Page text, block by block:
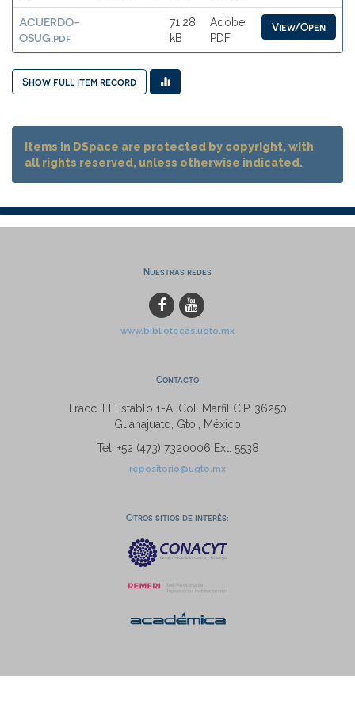
ACUERDO-
OSUG.pdf
71.28
kB
Adobe
PDF
View/Open
Show full item record
Items in DSpace are protected by copyright, with
all rights reserved, unless otherwise indicated.
Nuestras redes
www.bibliotecas.ugto.mx
Contacto
Fracc. El Establo 1-A, Col. Marfil C.P. 36250
Guanajuato, Gto., México
Tel: +52 (473) 7320006 Ext. 5538
repositorio@ugto.mx
Otros sitios de interés: